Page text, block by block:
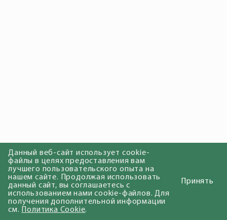
Данный веб-сайт использует cookie-
файлы в целях предоставления вам
лучшего пользовательского опыта на
нашем сайте. Продолжая использовать
данный сайт, вы соглашаетесь с
использованием нами cookie-файлов. Для
получения дополнительной информации
см.
Политика Cookie.
Принять